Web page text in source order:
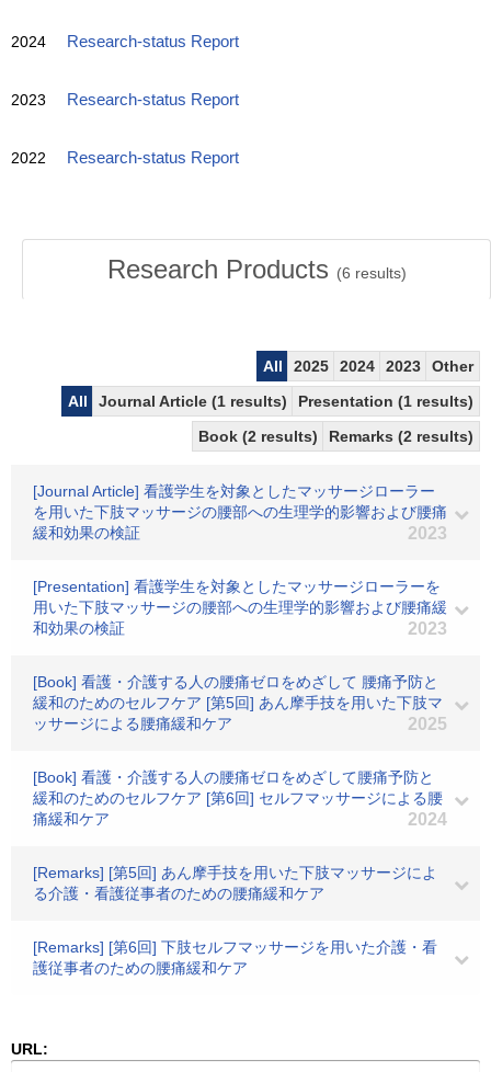
2024 Research-status Report
2023 Research-status Report
2022 Research-status Report
Research Products (6 results)
All 2025 2024 2023
Other
All
Journal Article (1 results)
Presentation (1 results)
Book (2 results)
Remarks (2 results)
[Journal Article] 看護学生を対象としたマッサージローラー
を用いた下肢マッサージの腰部への生理学的影響および腰痛
緩和効果の検証
2023
[Presentation] 看護学生を対象としたマッサージローラーを
用いた下肢マッサージの腰部への生理学的影響および腰痛緩
和効果の検証
2023
[Book] 看護・介護する人の腰痛ゼロをめざして 腰痛予防と
緩和のためのセルフケア [第5回] あん摩手技を用いた下肢マ
ッサージによる腰痛緩和ケア
2025
[Book] 看護・介護する人の腰痛ゼロをめざして腰痛予防と
緩和のためのセルフケア [第6回] セルフマッサージによる腰
痛緩和ケア
2024
[Remarks] [第5回] あん摩手技を用いた下肢マッサージによ
る介護・看護従事者のための腰痛緩和ケア
[Remarks] [第6回] 下肢セルフマッサージを用いた介護・看
護従事者のための腰痛緩和ケア
URL: